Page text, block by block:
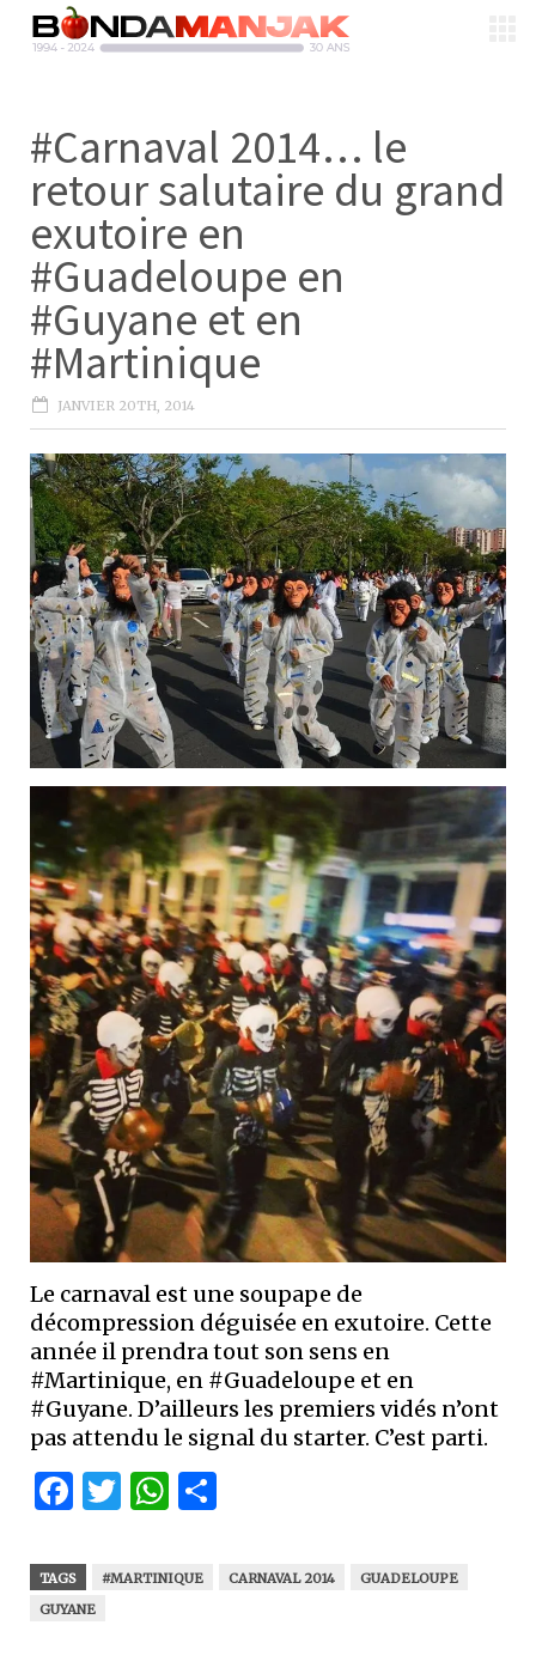
#Carnaval 2014… le
retour salutaire du grand
exutoire en
#Guadeloupe en
#Guyane et en
#Martinique
JANVIER 20TH, 2014
Le carnaval est une soupape de
décompression déguisée en exutoire. Cette
année il prendra tout son sens en
#Martinique, en #Guadeloupe et en
#Guyane. D’ailleurs les premiers vidés n’ont
pas attendu le signal du starter. C’est parti.
Facebook
Twitter
WhatsApp
TAGS #MARTINIQUE CARNAVAL 2014
GUADELOUPE
GUYANE